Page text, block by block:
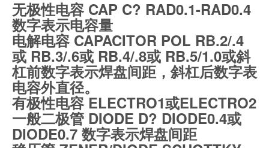
无极性电容 CAP C? RAD0.1-RAD0.4
数字表示电容量
电解电容 CAPACITOR POL RB.2/.4
或 RB.3/.6或 RB.4/.8或 RB.5/1.0或斜
杠前数字表示焊盘间距，斜杠后数字表
电容外直径。
有极性电容 ELECTRO1或ELECTRO2
一般二极管 DIODE D? DIODE0.4或
DIODE0.7 数字表示焊盘间距